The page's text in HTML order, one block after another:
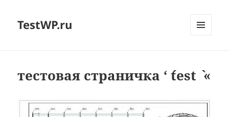
TestWP.ru
тестовая страничка ‘ ´test ` «